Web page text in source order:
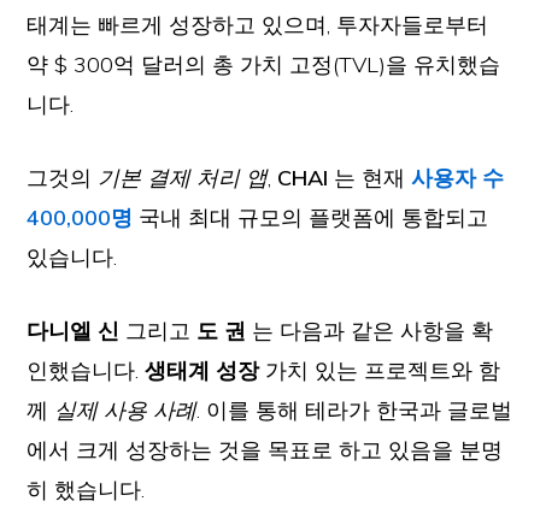
태계는 빠르게 성장하고 있으며, 투자자들로부터
약 $ 300억 달러의 총 가치 고정(TVL)을 유치했습
니다.
그것의 기본 결제 처리 앱, CHAI 는 현재사용자 수
400,000명 국내 최대 규모의 플랫폼에 통합되고
있습니다.
다니엘 신 그리고 도 권 는 다음과 같은 사항을 확
인했습니다.생태계 성장가치 있는 프로젝트와 함
께 실제 사용 사례. 이를 통해 테라가 한국과 글로벌
에서 크게 성장하는 것을 목표로 하고 있음을 분명
히 했습니다.